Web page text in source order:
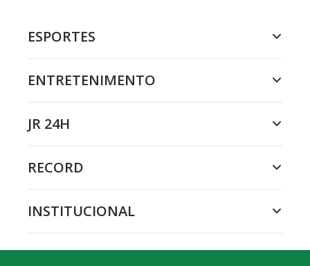
ESPORTES
ENTRETENIMENTO
JR 24H
RECORD
INSTITUCIONAL